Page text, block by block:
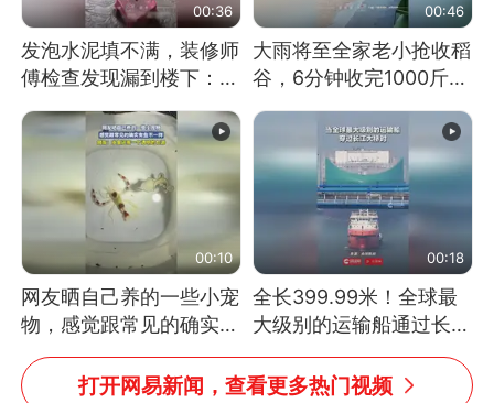
00:36
发泡水泥填不满，装修师
傅检查发现漏到楼下：出
风口未延伸到外墙
00:46
大雨将至全家老小抢收稻
谷，6分钟收完1000斤，
没有一个人掉链子
00:10
网友晒自己养的一些小宠
物，感觉跟常见的确实有
些不一样
00:18
全长399.99米！全球最
大级别的运输船通过长江
大桥这一幕，太震撼了！
打开网易新闻，查看更多热门视频